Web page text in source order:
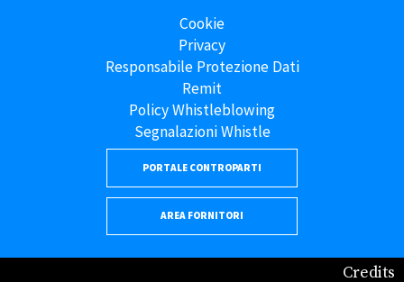
Cookie
Privacy
Responsabile Protezione Dati
Remit
Policy Whistleblowing
Segnalazioni Whistle
PORTALE CONTROPARTI
AREA FORNITORI
Credits